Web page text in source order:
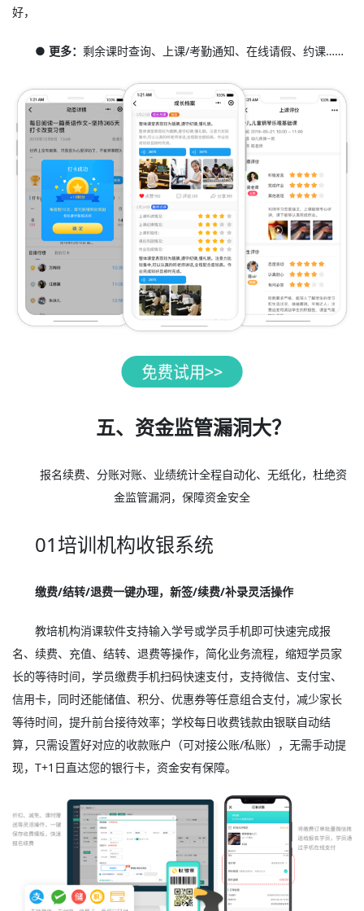
好，
● 更多：剩余课时查询、上课/考勤通知、在线请假、约课……
五、资金监管漏洞大？
报名续费、分账对账、业绩统计全程自动化、无纸化，杜绝资
金监管漏洞，保障资金安全
01培训机构收银系统
缴费/结转/退费一键办理，新签/续费/补录灵活操作
教培机构消课软件支持输入学号或学员手机即可快速完成报
名、续费、充值、结转、退费等操作，简化业务流程，缩短学员家
长的等待时间，学员缴费手机扫码快速支付，支持微信、支付宝、
信用卡，同时还能储值、积分、优惠券等任意组合支付，减少家长
等待时间，提升前台接待效率；学校每日收费钱款由银联自动结
算，只需设置好对应的收款账户（可对接公账/私账），无需手动提
现，T+1日直达您的银行卡，资金安有保障。